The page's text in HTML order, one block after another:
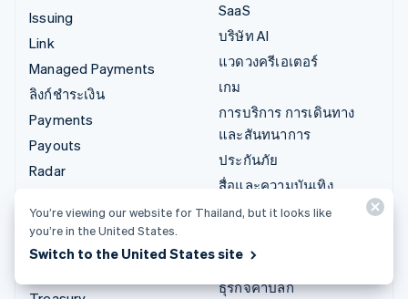
Issuing
Link
Managed Payments
ลิงก์ชำระเงิน
Payments
Payouts
Radar
Stripe Sigma
Tax
SaaS
บริษัท AI
แวดวงครีเอเตอร์
เกม
การบริการ การเดินทาง
และสันทนาการ
ประกันภัย
สื่อและความบันเทิง
องค์กรไม่แสวงผลกำไร
ภาครัฐ
ธุรกิจค้าปลีก
You’re viewing our website for Thailand, but it looks like
you’re in the United States.
Switch to the United States site